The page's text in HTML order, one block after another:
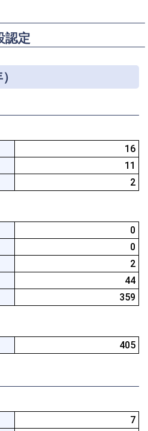
認定
16
11
2
0
0
2
44
359
405
7